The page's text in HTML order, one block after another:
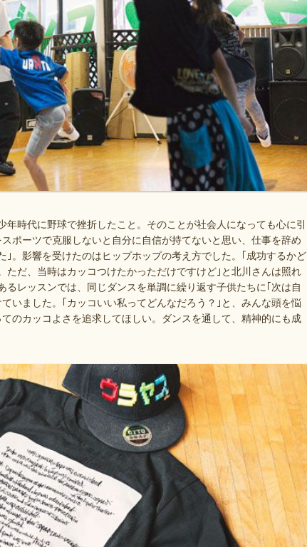
時代に野球で挫折したこと。そのことが社会人になっても心に引
ポーツで克服しないと自分に自信が持てないと思い、仕事を辞め
｣。影響を受けたのはヒップホップの考え方でした。｢成功するかど
ただ、当時はカッコつけたかっただけですけど｣と北川さんは照れ
るレッスンでは、同じダンスを単調に繰り返す子供たちに｢次は自
いました。｢カッコいい私ってどんなだろう？｣と、みんな頭を悩
のカッコよさを追求してほしい。ダンスを通して、精神的にも成